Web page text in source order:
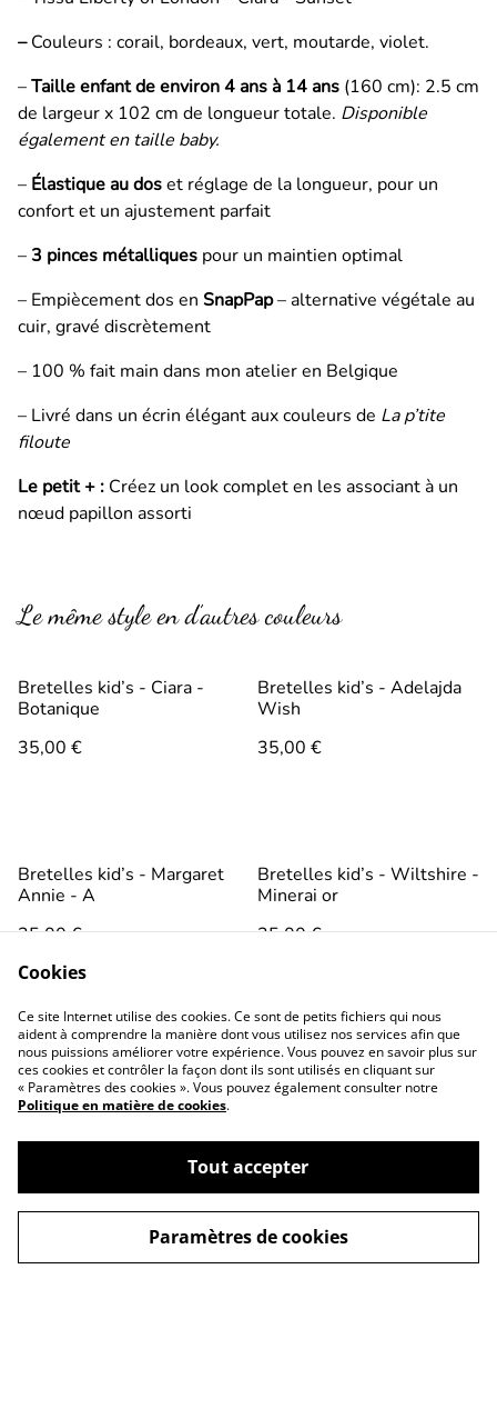
–Couleurs : corail, bordeaux, vert, moutarde, violet.
–Taille enfant de environ 4 ans à 14 ans (160 cm): 2.5 cm
de largeur x 102 cm de longueur totale. Disponible
également en taille baby.
– Élastique au doset réglage de la longueur, pour un
confort et un ajustement parfait
– 3 pinces métalliques pour un maintien optimal
– Empiècement dos en SnapPap– alternative végétale au
cuir, gravé discrètement
– 100 % fait main dans mon atelier en Belgique
– Livré dans un écrin élégant aux couleurs de La p’tite
filoute
Le petit + : Créez un look complet en les associant à un
nœud papillon assorti
Le même style en d’autres couleurs
Bretelles kid’s - Ciara -
Botanique
35,00 €
Bretelles kid’s - Adelajda
Wish
35,00 €
Bretelles kid’s - Margaret
Annie - A
35,00 €
Bretelles kid’s - Wiltshire -
Minerai or
35,00 €
Conditions générales
Politique de
confidentialité
Cookies
Ce site Internet utilise des cookies. Ce sont de petits fichiers qui nous
aident à comprendre la manière dont vous utilisez nos services afin que
nous puissions améliorer votre expérience. Vous pouvez en savoir plus sur
ces cookies et contrôler la façon dont ils sont utilisés en cliquant sur
« Paramètres des cookies ». Vous pouvez également consulter notre
Politique en matière de cookies.
Tout accepter
Paramètres de cookies